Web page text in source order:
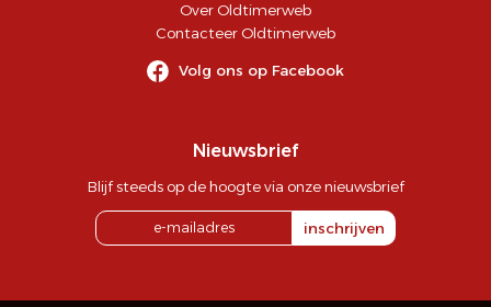
Over Oldtimerweb
Contacteer Oldtimerweb
Volg ons op Facebook
Nieuwsbrief
Blijf steeds op de hoogte via onze nieuwsbrief
inschrijven